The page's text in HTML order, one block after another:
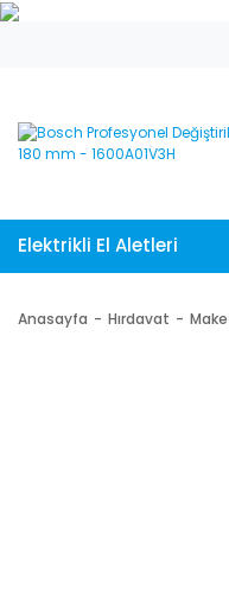
Elektrikli El Aletleri
Anasayfa Hırdavat